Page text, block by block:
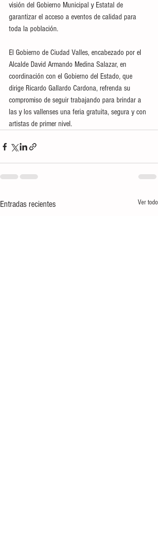
visión del Gobierno Municipal y Estatal de
garantizar el acceso a eventos de calidad para
toda la población.
El Gobierno de Ciudad Valles, encabezado por el
Alcalde David Armando Medina Salazar, en
coordinación con el Gobierno del Estado, que
dirige Ricardo Gallardo Cardona, refrenda su
compromiso de seguir trabajando para brindar a
las y los vallenses una feria gratuita, segura y con
artistas de primer nivel.
Entradas recientes Ver todo